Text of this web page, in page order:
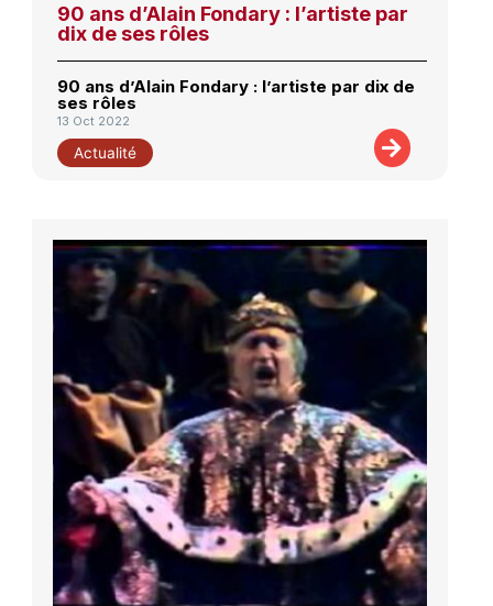
90 ans d’Alain Fondary : l’artiste par
dix de ses rôles
90 ans d’Alain Fondary : l’artiste par dix de
ses rôles
13 Oct 2022
Actualité